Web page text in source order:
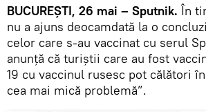
BUCUREȘTI, 26 mai – Sputnik. În
nu a ajuns deocamdată la o
celor care s-au vaccinat cu serul
anunță că turiştii care au fost
19 cu vaccinul rusesc pot călători
cea mai mică problemă”.